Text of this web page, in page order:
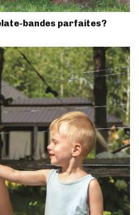
bandes parfaites?